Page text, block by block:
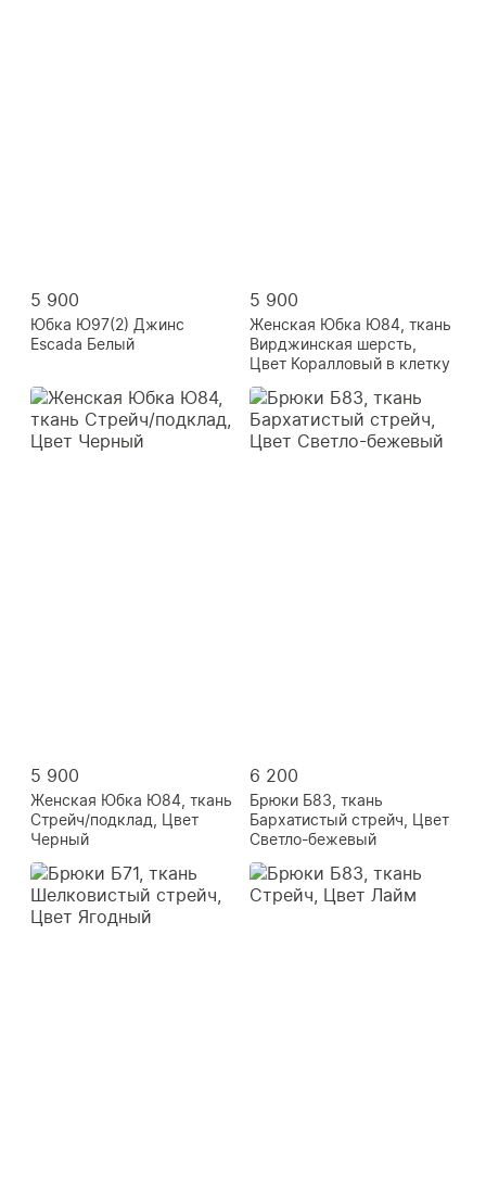
5 900
Юбка Ю97(2) Джинс
Escada Белый
5 900
Женская Юбка Ю84, ткань
Вирджинская шерсть,
Цвет Коралловый в клетку
5 900
Женская Юбка Ю84, ткань
Стрейч/подклад, Цвет
Черный
6 200
Брюки Б83, ткань
Бархатистый стрейч, Цвет
Светло-бежевый